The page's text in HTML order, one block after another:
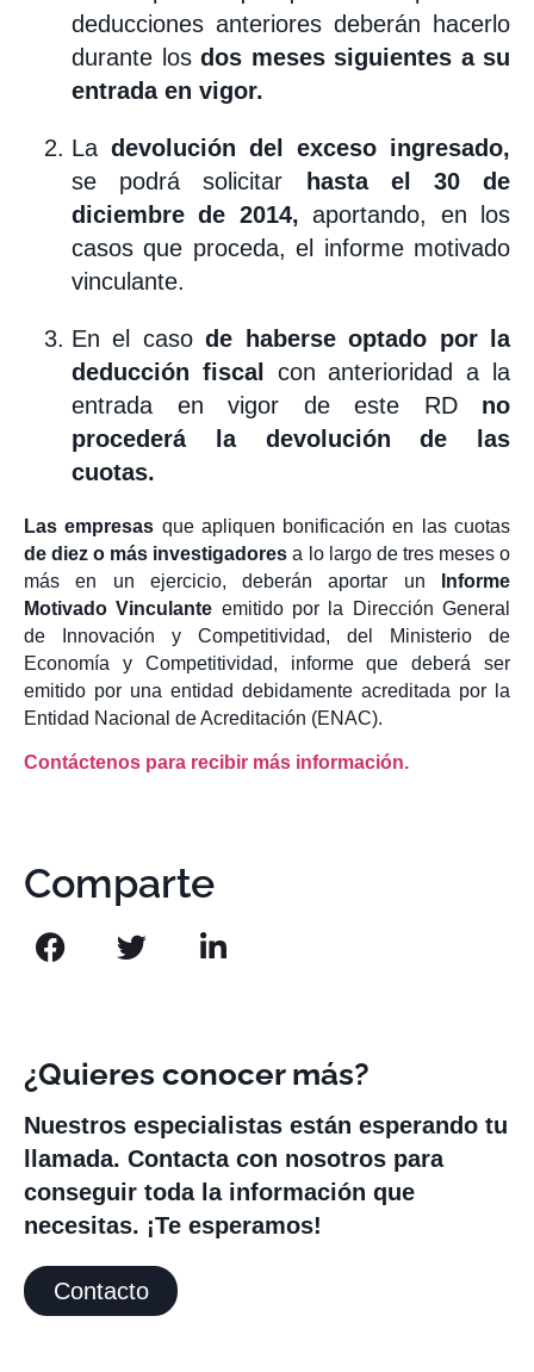
deducciones anteriores deberán hacerlo
durante los dos meses siguientes a su
entrada en vigor.
La devolución del exceso ingresado,
se podrá solicitar
hasta el 30 de
diciembre de 2014, aportando, en los
casos que proceda, el informe motivado
vinculante.
En el casode haberse optado por la
deducción fiscal
con anterioridad a la
entrada en vigor de este RD no
procederá la devolución de las
cuotas.
Las empresas que apliquen bonificación en las cuotas
de diez o más investigadores a lo largo de tres meses o
más en un ejercicio, deberán aportar un
Informe
Motivado Vinculante emitido por la Dirección General
de Innovación y Competitividad, del Ministerio de
Economía y Competitividad, informe que deberá ser
emitido por una entidad debidamente acreditada por la
Entidad Nacional de Acreditación (ENAC).
Contáctenos para recibir más información.
Comparte
¿Quieres conocer más?
Nuestros especialistas están esperando tu
llamada. Contacta con nosotros para
conseguir toda la información que
necesitas. ¡Te esperamos!
Contacto